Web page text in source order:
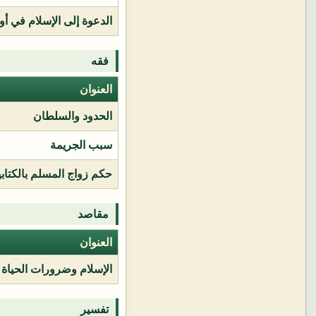
الدعوة إلى الإسلام في
فقه
العنوان
الحدود والسلطان
سبب الجريمة
حكم زواج المسلم
مقاصد
العنوان
الإسلام وضرورات الحياة
تفسير